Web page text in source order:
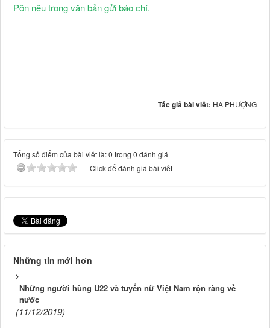
Pôn nêu trong văn bản gửi báo chí.
Tác giả bài viết: HÀ PHƯỢNG
Tổng số điểm của bài viết là: 0 trong 0 đánh giá
Click để đánh giá bài viết
Những tin mới hơn
Những người hùng U22 và tuyển nữ Việt Nam rộn ràng về
nước
(11/12/2019)